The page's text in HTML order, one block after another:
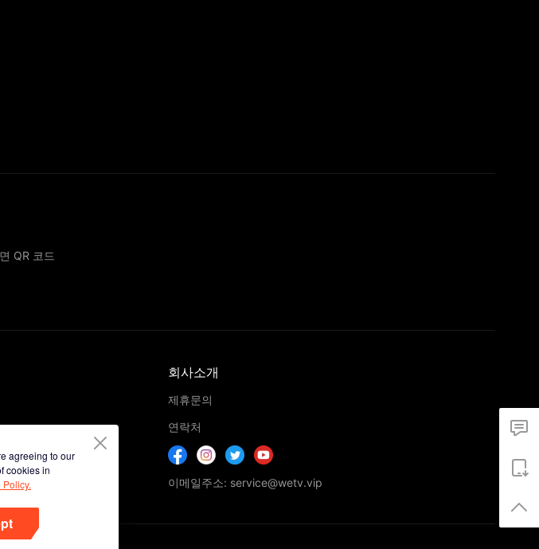
agreeing to our
cookies in
QR 코드
회사소개
제휴문의
연락처
이메일주소: service@wetv.vip